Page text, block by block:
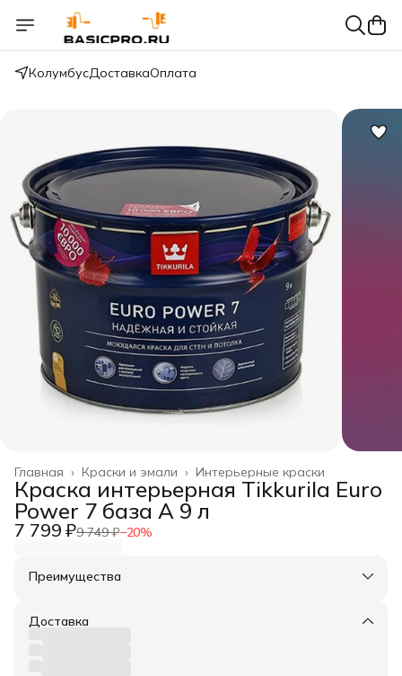
КолумбусДоставкаОплата
Интерьерные краски
Краски и эмали ›
Главная ›
Краска интерьерная Tikkurila Euro
Power 7 база А 9 л
7 799 ₽9 749 ₽−20%
Преимущества
Оплата частями в Сплит
Удобный возврат
Доставка